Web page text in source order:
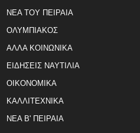
ΝΕΑ ΤΟΥ ΠΕΙΡΑΙΑ
ΟΛΥΜΠΙΑΚΟΣ
ΑΛΛΑ ΚΟΙΝΩΝΙΚΑ
ΕΙΔΗΣΕΙΣ ΝΑΥΤΙΛΙΑ
ΟΙΚΟΝΟΜΙΚΑ
ΚΑΛΛΙΤΕΧΝΙΚΑ
ΝΕΑ Β' ΠΕΙΡΑΙΑ